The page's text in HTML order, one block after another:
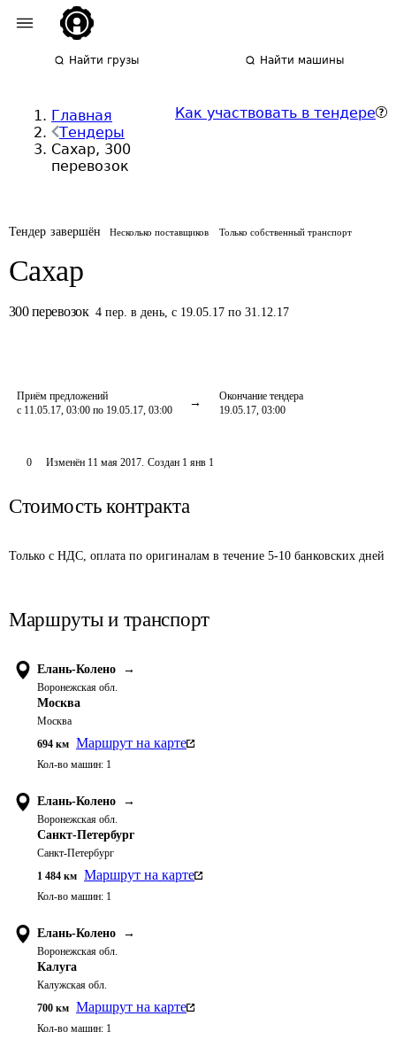
Найти грузы Найти машины
Главная
Тендеры
Сахар, 300
перевозок
Как участвовать в тендере
Тендер завершён Несколько поставщиков Только собственный транспорт
Сахар
300 перевозок 4 пер. в день,с 19.05.17 по 31.12.17
Приём предложений
с 11.05.17, 03:00 по 19.05.17, 03:00
Окончание тендера
19.05.17, 03:00
0 Изменён 11 мая 2017. Создан 1 янв 1
Стоимость контракта
Только с НДС, оплата по оригиналам в течение 5-10 банковских дней
Маршруты и транспорт
Елань-Колено →
Воронежская обл.
Москва
Москва
694 км Маршрут на карте
Кол-во машин: 1
Елань-Колено →
Воронежская обл.
Санкт-Петербург
Санкт-Петербург
1 484 км Маршрут на карте
Кол-во машин: 1
Елань-Колено →
Воронежская обл.
Калуга
Калужская обл.
700 км Маршрут на карте
Кол-во машин: 1